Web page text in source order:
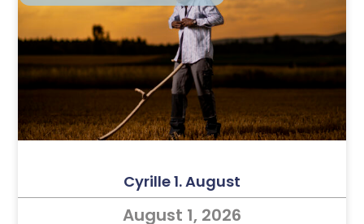
Cyrille 1. August
August 1, 2026